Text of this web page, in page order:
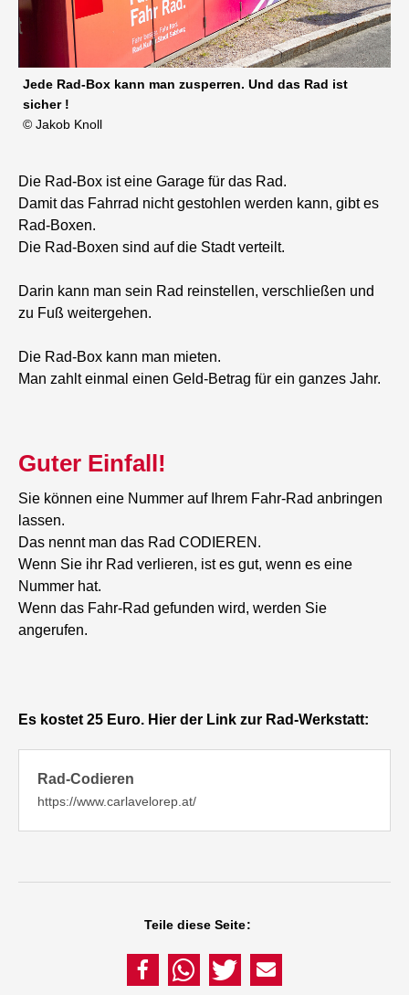
Jede Rad-Box kann man zusperren. Und das Rad ist
sicher !
© Jakob Knoll
Die Rad-Box ist eine Garage für das Rad.
Damit das Fahrrad nicht gestohlen werden kann, gibt es
Rad-Boxen.
Die Rad-Boxen sind auf die Stadt verteilt.
Darin kann man sein Rad reinstellen, verschließen und
zu Fuß weitergehen.
Die Rad-Box kann man mieten.
Man zahlt einmal einen Geld-Betrag für ein ganzes Jahr.
Guter Einfall!
Sie können eine Nummer auf Ihrem Fahr-Rad anbringen
lassen.
Das nennt man das Rad CODIEREN.
Wenn Sie ihr Rad verlieren, ist es gut, wenn es eine
Nummer hat.
Wenn das Fahr-Rad gefunden wird, werden Sie
angerufen.
​​​​​​Es kostet 25 Euro. Hier der Link zur Rad-Werkstatt:
Rad-Codieren
https://www.carlavelorep.at/
Teile diese Seite: